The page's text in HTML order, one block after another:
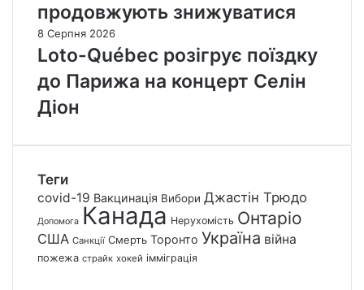
продовжують знижуватися
8 Серпня 2026
Loto-Québec розігрує поїздку
до Парижа на концерт Селін
Діон
Теги
covid-19 Вакцинація Вибори Джастін Трюдо
Допомога Канада Нерухомість Онтаріо
США Санкції Смерть Торонто Україна війна
пожежа страйк хокей імміграція